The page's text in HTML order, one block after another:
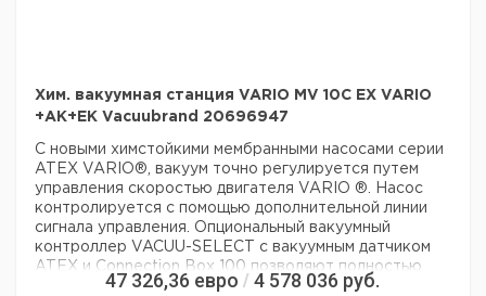
Хим. вакуумная станция VARIO MV 10C EX VARIO
+AK+EK Vacuubrand 20696947
С новыми химстойкими мембранными насосами серии
ATEX VARIO®, вакуум точно регулируется путем
управления скоростью двигателя VARIO ®. Насос
контролируется с помощью дополнительной линии
сигнала управления. Опциональный вакуумный
контроллер VACUU-SELECT с вакуумным датчиком
ATEX и Connection Box 100 позволяют полностью
автоматизировать процесс испарения без ввода
47 326,36 евро / 4 578 036 руб.